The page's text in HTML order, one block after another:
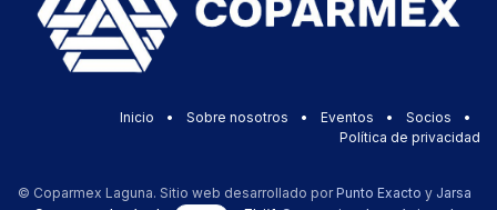
Inicio • Sobre nosotros • Eventos • Socios
•
Política de privacidad
© Coparmex Laguna. Sitio web desarrollado por Punto Exacto y Jarsa